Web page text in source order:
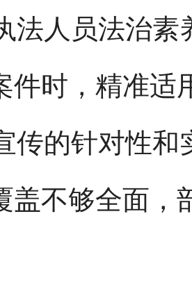
法人员法治素
件时，精准适
传的针对性和
盖不够全面，